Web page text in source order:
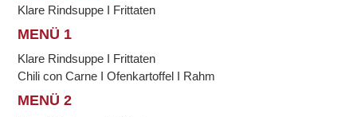
Klare Rindsuppe I Frittaten
MENÜ 1
Klare Rindsuppe I Frittaten
Chili con Carne I Ofenkartoffel I Rahm
MENÜ 2